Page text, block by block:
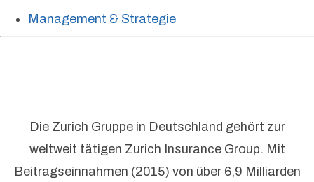
Management & Strategie
Die Zurich Gruppe in Deutschland gehört zur
weltweit tätigen Zurich Insurance Group. Mit
Beitragseinnahmen (2015) von über 6,9 Milliarden